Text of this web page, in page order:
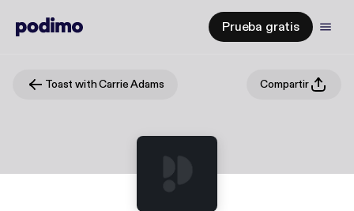
Prueba gratis
Toast with Carrie Adams Compartir